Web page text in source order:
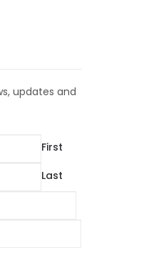
updates and
First
Last